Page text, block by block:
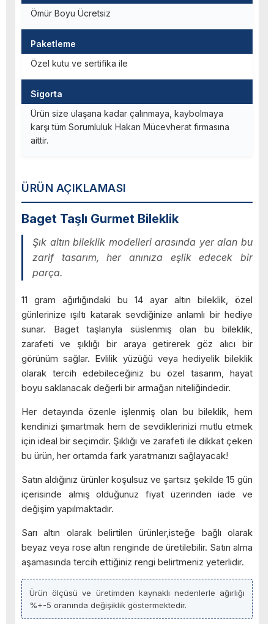
ÜRÜN AÇIKLAMASI
Baget Taşlı Gurmet Bileklik
Şık altın bileklik modelleri arasında yer alan bu
zarif tasarım, her anınıza eşlik edecek bir
parça.
11 gram ağırlığındaki bu 14 ayar altın bileklik, özel
günlerinize ışıltı katarak sevdiğinize anlamlı bir hediye
sunar. Baget taşlarıyla süslenmiş olan bu bileklik,
zarafeti ve şıklığı bir araya getirerek göz alıcı bir
görünüm sağlar. Evlilik yüzüğü veya hediyelik bileklik
olarak tercih edebileceğiniz bu özel tasarım, hayat
boyu saklanacak değerli bir armağan niteliğindedir.
Her detayında özenle işlenmiş olan bu bileklik, hem
kendinizi şımartmak hem de sevdiklerinizi mutlu etmek
için ideal bir seçimdir. Şıklığı ve zarafeti ile dikkat çeken
bu ürün, her ortamda fark yaratmanızı sağlayacak!
Satın aldığınız ürünler koşulsuz ve şartsız şekilde 15 gün
içerisinde almış olduğunuz fiyat üzerinden iade ve
değişim yapılmaktadır.
Sarı altın olarak belirtilen ürünler,isteğe bağlı olarak
beyaz veya rose altın renginde de üretilebilir. Satın alma
aşamasında tercih ettiğiniz rengi belirtmeniz yeterlidir.
Ürün ölçüsü ve üretimden kaynaklı nedenlerle ağırlığı
%+-5 oranında değişiklik göstermektedir.
Ömür Boyu Ücretsiz
Paketleme
Özel kutu ve sertifika ile
Sigorta
Ürün size ulaşana kadar çalınmaya, kaybolmaya
karşı tüm Sorumluluk Hakan Mücevherat firmasına
aittir.